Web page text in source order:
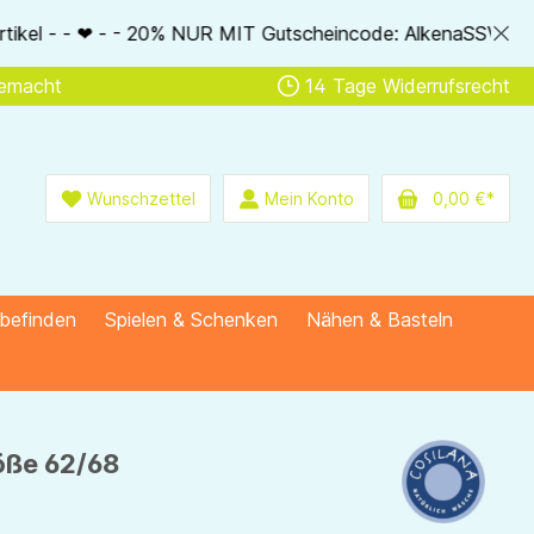
Gutscheincode: AlkenaSSV - - ❤ - - Nur im
14 Tage Widerrufsrecht
Wunschzettel Mein Konto 0,00 €*
Spielen & Schenken
Nähen & Basteln
62/68